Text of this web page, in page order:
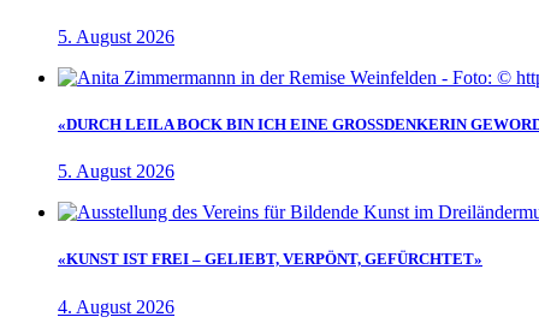
5. August 2026
«DURCH LEILA BOCK BIN ICH EINE GROSSDENKERIN
5. August 2026
«KUNST IST FREI – GELIEBT, VERPÖNT, GEFÜRCHTET»
4. August 2026